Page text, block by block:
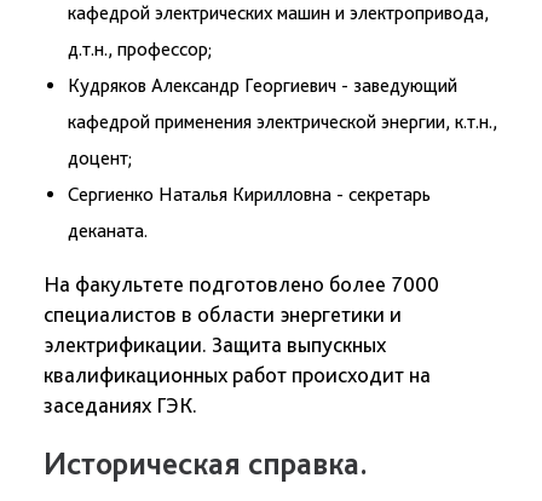
кафедрой электрических машин и электропривода,
д.т.н., профессор;
Кудряков Александр Георгиевич - заведующий
кафедрой применения электрической энергии, к.т.н.,
доцент;
Сергиенко Наталья Кирилловна - секретарь
деканата.
На факультете подготовлено более 7000
специалистов в области энергетики и
электрификации. Защита выпускных
квалификационных работ происходит на
заседаниях ГЭК.
Историческая справка.